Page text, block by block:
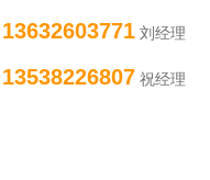
13632603771 刘经理
13538226807 祝经理